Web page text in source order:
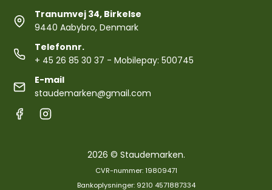
Tranumvej 34, Birkelse
9440 Aabybro, Denmark
Telefonnr.
+ 45 26 85 30 37 - Mobilepay: 500745
E-mail
staudemarken@gmail.com
2026 © Staudemarken.
CVR-nummer: 19809471
Bankoplysninger: 9210 4571887334